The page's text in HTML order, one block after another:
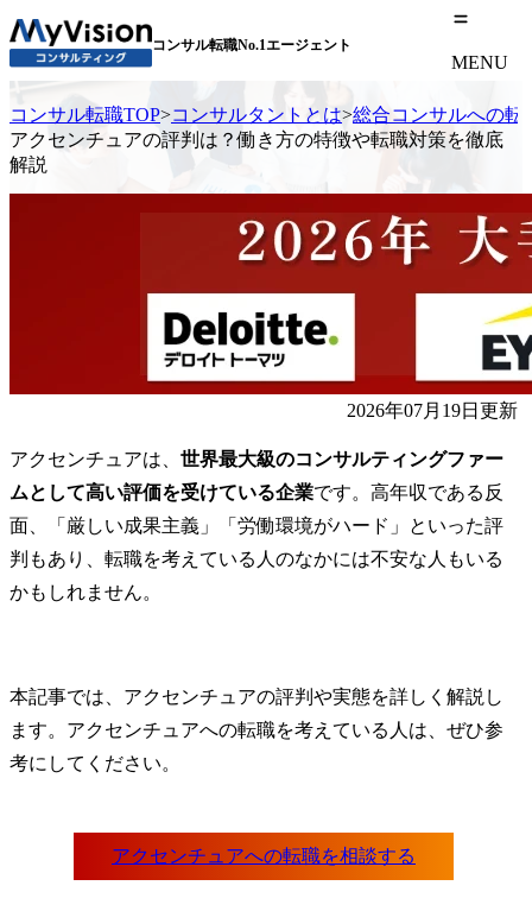
コンサル転職No.1エージェント
MENU
コンサル転職TOP>コンサルタントとは>総合コンサルへの転
アクセンチュアの評判は？働き方の特徴や転職対策を徹底
解説
2026年07月19日更新
アクセンチュアは、 世界最大級のコンサルティングファー
ムとして高い評価を受けている企業です。高年収である反
面、「厳しい成果主義」「労働環境がハード」といった評
判もあり、転職を考えている人のなかには不安な人もいる
かもしれません。
本記事では、アクセンチュアの評判や実態を詳しく解説し
ます。アクセンチュアへの転職を考えている人は、ぜひ参
考にしてください。